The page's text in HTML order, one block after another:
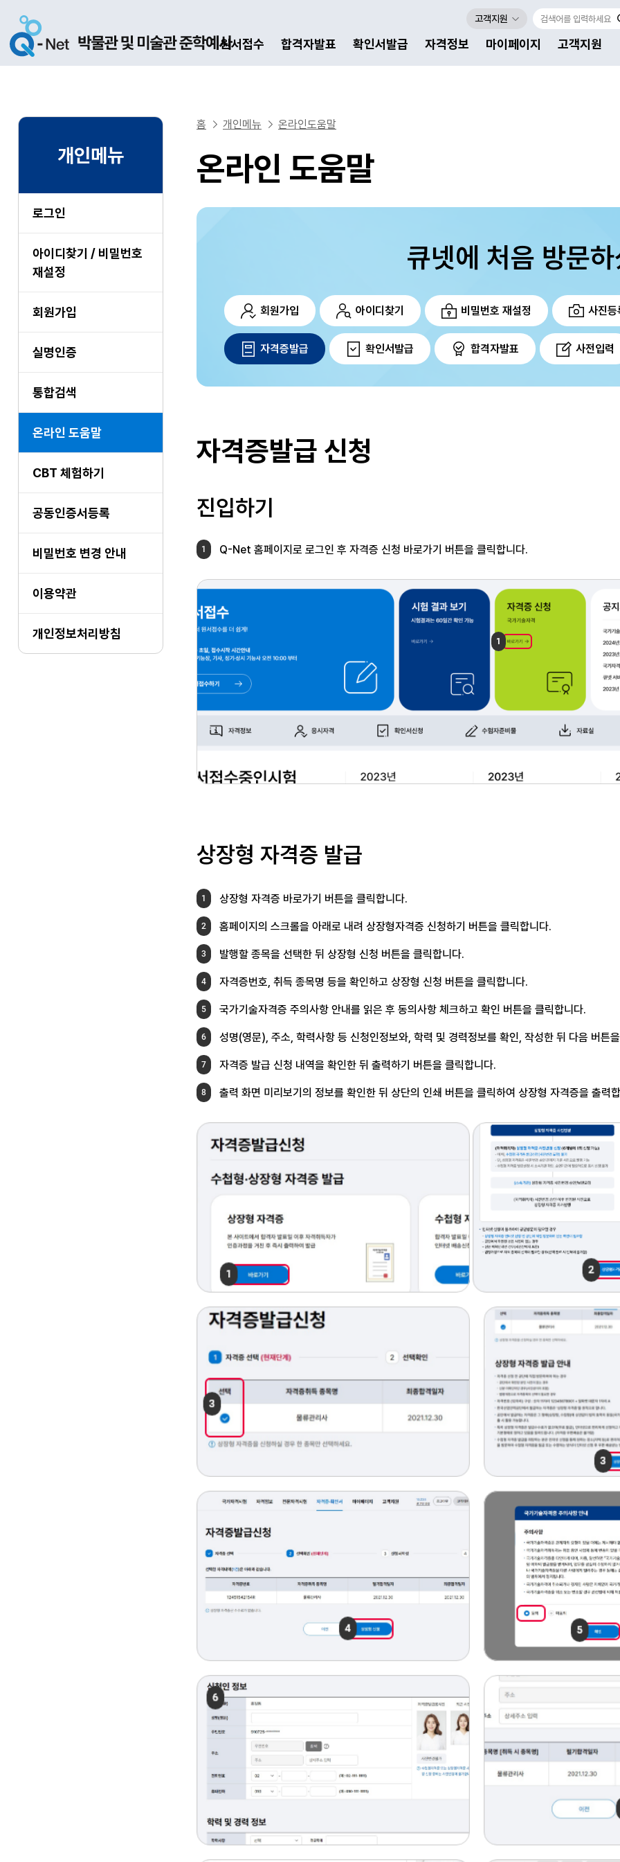
원서접수 합격자발표 확인서발급 자격정보 마이페이지 고객지원
고객지원
개인메뉴
로그인
아이디찾기 / 비밀번호
재설정
회원가입
실명인증
통합검색
온라인 도움말
CBT 체험하기
공동인증서등록
비밀번호 변경 안내
이용약관
개인정보처리방침
홈 개인메뉴 온라인도움말
온라인 도움말
큐넷에 처음 방문
회원가입 아이디찾기 비밀번호 재설정 사진등
자격증발급 확인서발급 합격자발표 사전입력
자격증발급 신청
진입하기
1 Q-Net 홈페이지로 로그인 후 자격증 신청 바로가기 버튼을 클릭합니다.
상장형 자격증 발급
1 상장형 자격증 바로가기 버튼을 클릭합니다.
2 홈페이지의 스크롤을 아래로 내려 상장형자격증 신청하기 버튼을 클릭합니다.
3 발행할 종목을 선택한 뒤 상장형 신청 버튼을 클릭합니다.
4 자격증번호, 취득 종목명 등을 확인하고 상장형 신청 버튼을 클릭합니다.
5 국가기술자격증 주의사항 안내를 읽은 후 동의사항 체크하고 확인 버튼을 클릭합니다.
6 성명(영문), 주소, 학력사항 등 신청인정보와, 학력 및 경력정보를 확인, 작성한 뒤 다음 버튼
7 자격증 발급 신청 내역을 확인한 뒤 출력하기 버튼을 클릭합니다.
8 출력 화면 미리보기의 정보를 확인한 뒤 상단의 인쇄 버튼을 클릭하여 상장형 자격증을 출력